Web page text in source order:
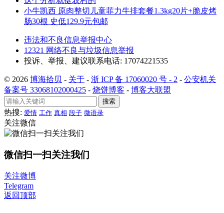
小牛凯西 原肉整切儿童菲力牛排套餐1.3kg20片+脆皮烤
肠30根 史低129.9元包邮
违法和不良信息举报中心
12321 网络不良与垃圾信息举报
投诉、举报、建议联系电话: 17074221535
© 2026 博海拾贝 - 关于 - 浙 ICP 备 17060020 号 - 2 - 公安机关
备案号 33068102000425 - 烧饼博客 - 博客大联盟
搜索
热搜: 爱情 工作 真相 段子 微语录
关注微信
微信扫一扫关注我们
关注微博
Telegram
返回顶部